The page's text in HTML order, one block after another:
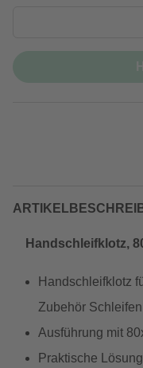
Handschleifklotz,
Handschleifklotz
Zubehör Schleifen
Ausführung mit
Praktische